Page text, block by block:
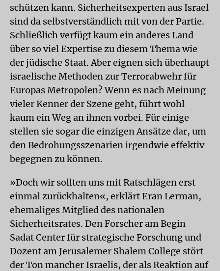
schützen kann. Sicherheitsexperten aus Israel
sind da selbstverständlich mit von der Partie.
Schließlich verfügt kaum ein anderes Land
über so viel Expertise zu diesem Thema wie
der jüdische Staat. Aber eignen sich überhaupt
israelische Methoden zur Terrorabwehr für
Europas Metropolen? Wenn es nach Meinung
vieler Kenner der Szene geht, führt wohl
kaum ein Weg an ihnen vorbei. Für einige
stellen sie sogar die einzigen Ansätze dar, um
den Bedrohungsszenarien irgendwie effektiv
begegnen zu können.
»Doch wir sollten uns mit Ratschlägen erst
einmal zurückhalten«, erklärt Eran Lerman,
ehemaliges Mitglied des nationalen
Sicherheitsrates. Den Forscher am Begin
Sadat Center für strategische Forschung und
Dozent am Jerusalemer Shalem College stört
der Ton mancher Israelis, der als Reaktion auf